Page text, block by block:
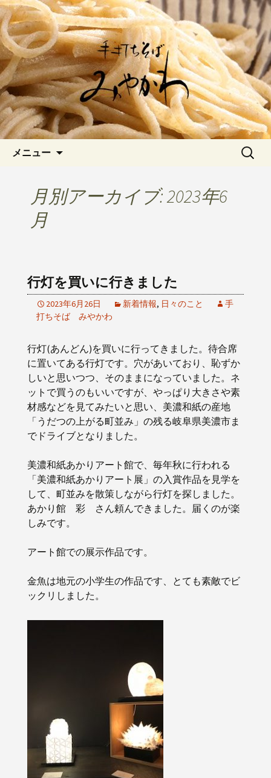
岡崎の「手打ちそば みやか
わ」のブログです
愛知県岡崎市でひっそりと佇む「手打
ちそばみやかわ」では自家製粉にこだ
わった一日十食限定の十割そばをお楽
しみいただけます。新しいそばや季節
の食材を使用した天婦羅メニューなど
新着情報はこちら
メニュー
検
月別アーカイブ: 2023年6
月
行灯を買いに行きました
2023年6月26日 新着情報, 日々のこと
手
打ちそば みやかわ
行灯(あんどん)を買いに行ってきました。待合席
に置いてある行灯です。穴があいており、恥ずか
しいと思いつつ、そのままになっていました。ネ
ットで買うのもいいですが、やっぱり大きさや素
材感などを見てみたいと思い、美濃和紙の産地
「うだつの上がる町並み」の残る岐阜県美濃市ま
でドライブとなりました。
美濃和紙あかりアート館で、毎年秋に行われる
「美濃和紙あかりアート展」の入賞作品を見学を
して、町並みを散策しながら行灯を探しました。
あかり館 彩 さん頼んできました。届くのが楽
しみです。
アート館での展示作品です。
金魚は地元の小学生の作品です、とても素敵でビ
ックリしました。